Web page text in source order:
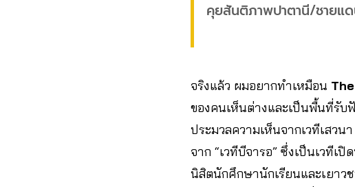
คุยสันติภาพปาตานี/ชายแ
จริงแล้ว ผมอยากทำเหมือน
ของคนเห็นต่างและเป็นพื้นที่รับ
ประมวลความเห็นจากเวทีเสวนา
จาก “เวทีบีจารอ” ซึ่งเป็นเวที
นิสิตนักศึกษานักเรียนและเยาว